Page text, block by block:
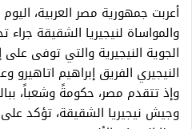
أعربت جمهورية مصر العربية،
والمواساة لنيجيريا الشقيقة
الجوية النيجيرية والتي توفى
النيجيري الفريق إبراهيم
وإذ تتقدم مصر، حكومةً وشعباً،
وجيش نيجيريا الشقيقة، تؤكد